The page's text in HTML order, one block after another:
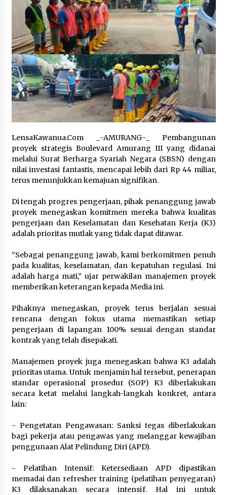
October 26, 2023
Jelang World Water Forum, Polisi Perketat
Keamanan di Bali
May 15, 2024
Menkeu: APBN Surplus Rp22,8 triliun per 15
Maret 2024
March 27, 2024
Gusur Warga Asli
March 22, 2024
Vlogger on The Road: Orang Amerika
Ketagihan Liwetan!
Polusi Kendaraan, Pembakaran Sampah, dan
PLTU Batu Bara Cekik Warga Jakarta
December 8, 2023
LensaKawanua.Com _-AMURANG-_ Pembangunan
proyek strategis Boulevard Amurang III yang didanai
melalui Surat Berharga Syariah Negara (SBSN) dengan
nilai investasi fantastis, mencapai lebih dari Rp 44 miliar,
terus menunjukkan kemajuan signifikan.
‎Di tengah progres pengerjaan, pihak penanggung jawab
proyek menegaskan komitmen mereka bahwa kualitas
pengerjaan dan Keselamatan dan Kesehatan Kerja (K3)
adalah prioritas mutlak yang tidak dapat ditawar.
‎”Sebagai penanggung jawab, kami berkomitmen penuh
pada kualitas, keselamatan, dan kepatuhan regulasi. Ini
adalah harga mati,” ujar perwakilan manajemen proyek
memberikan keterangan kepada Media ini.
‎Pihaknya menegaskan, proyek terus berjalan sesuai
rencana dengan fokus utama memastikan setiap
pengerjaan di lapangan 100% sesuai dengan standar
kontrak yang telah disepakati.
‎Manajemen proyek juga menegaskan bahwa K3 adalah
prioritas utama. Untuk menjamin hal tersebut, penerapan
standar operasional prosedur (SOP) K3 diberlakukan
secara ketat melalui langkah-langkah konkret, antara
lain:
‎- Pengetatan Pengawasan: Sanksi tegas diberlakukan
bagi pekerja atau pengawas yang melanggar kewajiban
penggunaan Alat Pelindung Diri (APD).
‎- Pelatihan Intensif: Ketersediaan APD dipastikan
memadai dan refresher training (pelatihan penyegaran)
K3 dilaksanakan secara intensif. Hal ini untuk